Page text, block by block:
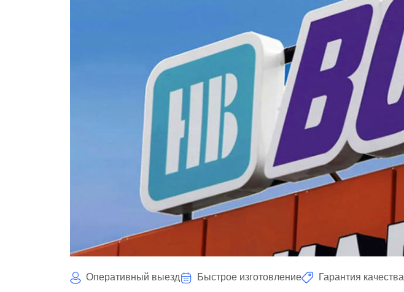
Оперативный выезд Быстрое изготовление Гарантия качества